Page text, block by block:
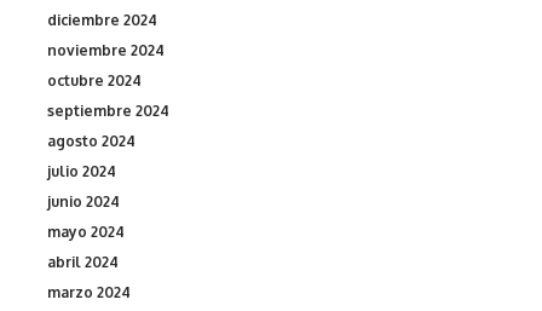
diciembre 2024
noviembre 2024
octubre 2024
septiembre 2024
agosto 2024
julio 2024
junio 2024
mayo 2024
abril 2024
marzo 2024